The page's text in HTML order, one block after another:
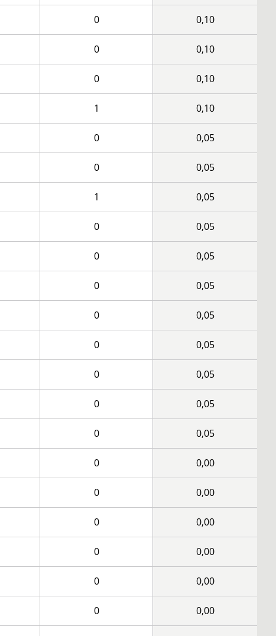
0 0,10
0 0,10
0 0,10
1 0,10
0 0,05
0 0,05
1 0,05
0 0,05
0 0,05
0 0,05
0 0,05
0 0,05
0 0,05
0 0,05
0 0,05
0 0,00
0 0,00
0 0,00
0 0,00
0 0,00
0 0,00